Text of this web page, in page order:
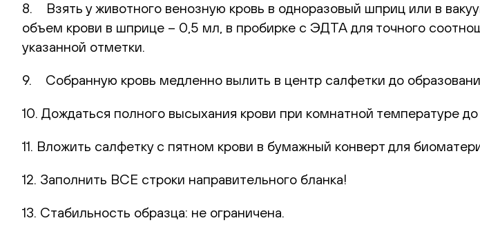
8. Взять у животного венозную кровь в одноразовый шприц или в
объем крови в шприце – 0,5 мл, в пробирке с ЭДТА для точного
указанной отметки.
9. Собранную кровь медленно вылить в центр салфетки до
10. Дождаться полного высыхания крови при комнатной температуре до
11. Вложить салфетку с пятном крови в бумажный конверт для
12. Заполнить ВСЕ строки направительного бланка!
13. Стабильность образца: не ограничена.